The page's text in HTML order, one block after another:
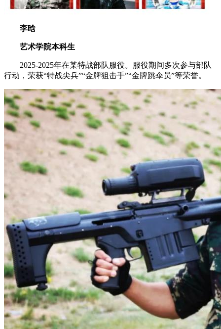
李晗
艺术学院本科生
2025-2025年在某特战部队服役。服役期间多次参与部队
行动，荣获“特战尖兵”“金牌狙击手”“金牌跳伞员”等荣誉。